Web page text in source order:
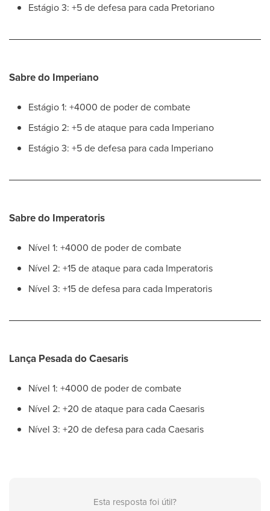
Estágio 3: +5 de defesa para cada Pretoriano
Sabre do Imperiano
Estágio 1: +4000 de poder de combate
Estágio 2: +5 de ataque para cada Imperiano
Estágio 3: +5 de defesa para cada Imperiano
Sabre do Imperatoris
Nível 1: +4000 de poder de combate
Nível 2: +15 de ataque para cada Imperatoris
Nível 3: +15 de defesa para cada Imperatoris
Lança Pesada do Caesaris
Nível 1: +4000 de poder de combate
Nível 2: +20 de ataque para cada Caesaris
Nível 3: +20 de defesa para cada Caesaris
Esta resposta foi útil?